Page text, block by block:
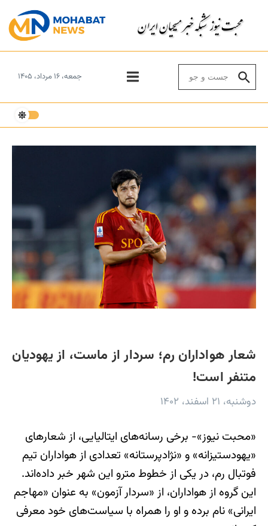
جمعه، ۱۶ مرداد، ۱۴۰۵
شعار هواداران رم؛ سردار از ماست، از یهودیان
متنفر است!
دوشنبه، ۲۱ اسفند، ۱۴۰۲
«محبت نیوز»- برخی رسانه‌های ایتالیایی، از شعارهای
«یهودستیزانه» و «نژادپرستانه» تعدادی از هواداران تیم
فوتبال رم، در یکی از خطوط مترو این شهر خبر داده‌اند.
این گروه از هواداران، از «سردار آزمون» به عنوان «مهاجم
ایرانی» نام برده و او را همراه با سیاست‌های خود معرفی